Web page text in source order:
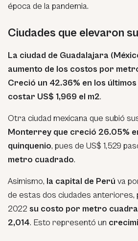
época de la pandemia.
Ciudades que elevaron
La ciudad de Guadalajara
aumento de los costos por
Creció un 42.36% en los
costar US$ 1,969 el m2.
Otra ciudad mexicana que subió
Monterrey que creció 26.05%
quinquenio, pues de US$ 1,529
metro cuadrado.
Asimismo, la capital de Perú va
de estas dos ciudades anteriores,
2022 su costo por metro
2,014. Esto representó un